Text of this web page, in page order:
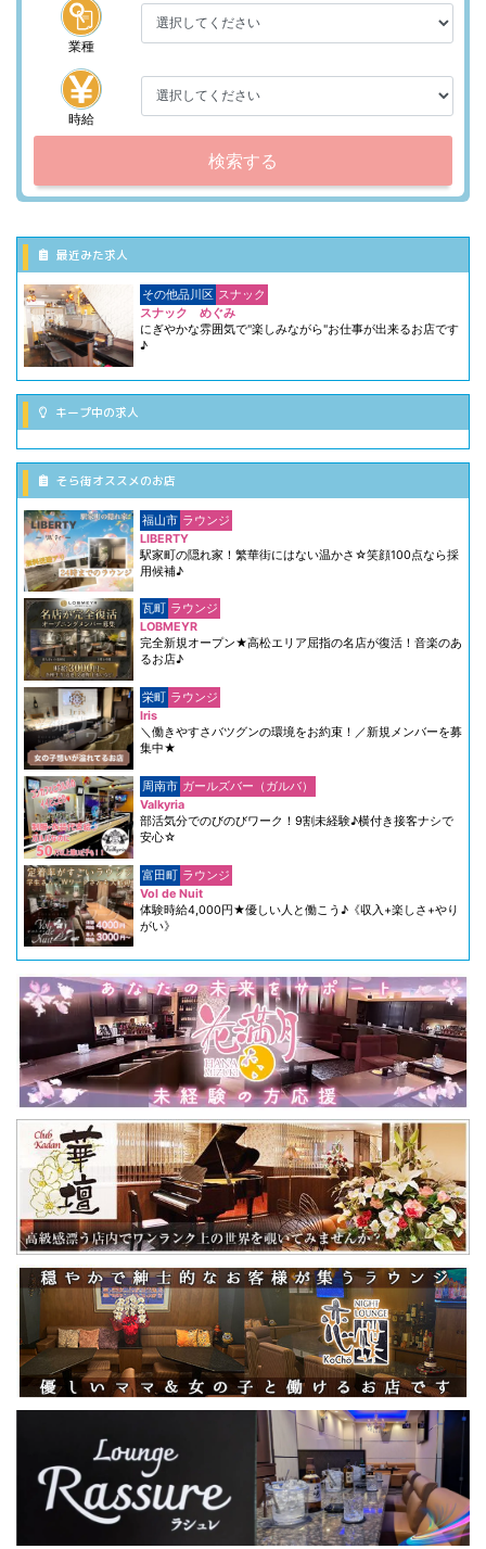
業種
時給
検索する
最近みた求人
その他品川区 スナック
スナック めぐみ
にぎやかな雰囲気で"楽しみながら"お仕事が出来るお店です
♪
キープ中の求人
そら街オススメのお店
福山市 ラウンジ
LIBERTY
駅家町の隠れ家！繁華街にはない温かさ☆笑顔100点なら採
用候補♪
瓦町 ラウンジ
LOBMEYR
完全新規オープン★高松エリア屈指の名店が復活！音楽のあ
るお店♪
栄町 ラウンジ
Iris
＼働きやすさバツグンの環境をお約束！／新規メンバーを募
集中★
周南市 ガールズバー（ガルバ）
Valkyria
部活気分でのびのびワーク！9割未経験♪横付き接客ナシで
安心☆
富田町 ラウンジ
Vol de Nuit
体験時給4,000円★優しい人と働こう♪《収入+楽しさ+やり
がい》